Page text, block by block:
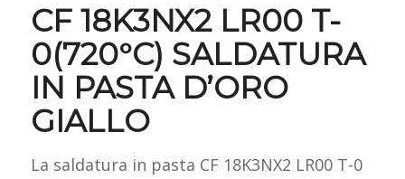
CF 18K3NX2 LR00 T-
0(720°C) SALDATURA
IN PASTA D’ORO
GIALLO
La saldatura in pasta CF 18K3NX2 LR00 T-0